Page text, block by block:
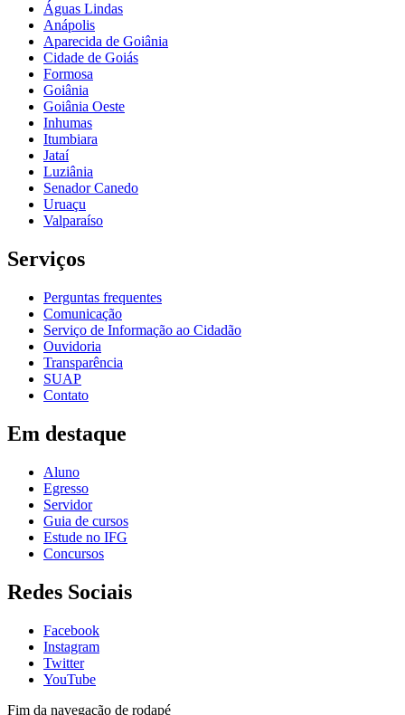
Águas Lindas
Anápolis
Aparecida de Goiânia
Cidade de Goiás
Formosa
Goiânia
Goiânia Oeste
Inhumas
Itumbiara
Jataí
Luziânia
Senador Canedo
Uruaçu
Valparaíso
Serviços
Perguntas frequentes
Comunicação
Serviço de Informação ao Cidadão
Ouvidoria
Transparência
SUAP
Contato
Em destaque
Aluno
Egresso
Servidor
Guia de cursos
Estude no IFG
Concursos
Redes Sociais
Facebook
Instagram
Twitter
YouTube
Fim da navegação de rodapé